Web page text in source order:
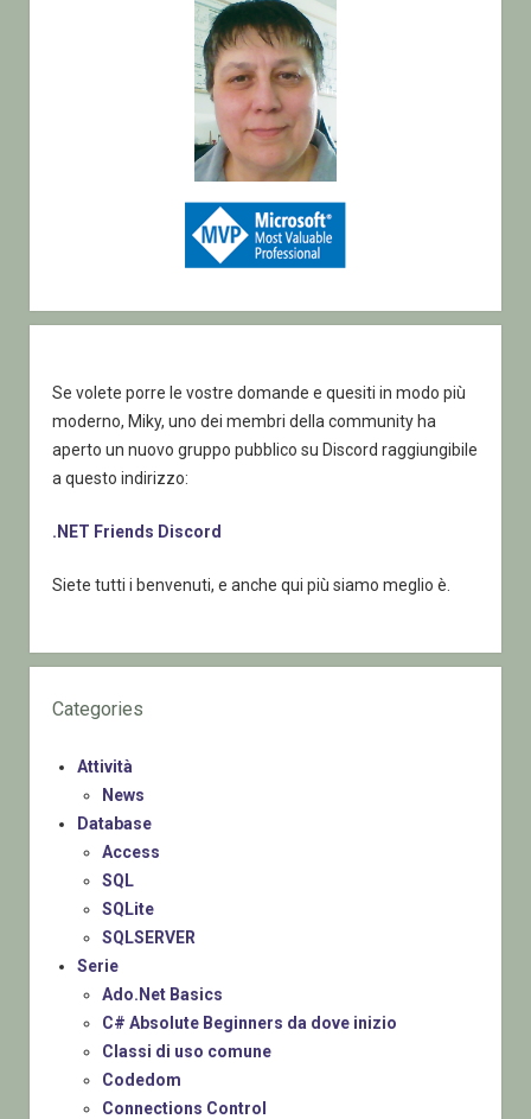
Se volete porre le vostre domande e quesiti in modo più
moderno, Miky, uno dei membri della community ha
aperto un nuovo gruppo pubblico su Discord raggiungibile
a questo indirizzo:
.NET Friends Discord
Siete tutti i benvenuti, e anche qui più siamo meglio è.
Categories
Attività
News
Database
Access
SQL
SQLite
SQLSERVER
Serie
Ado.Net Basics
C# Absolute Beginners da dove inizio
Classi di uso comune
Codedom
Connections Control